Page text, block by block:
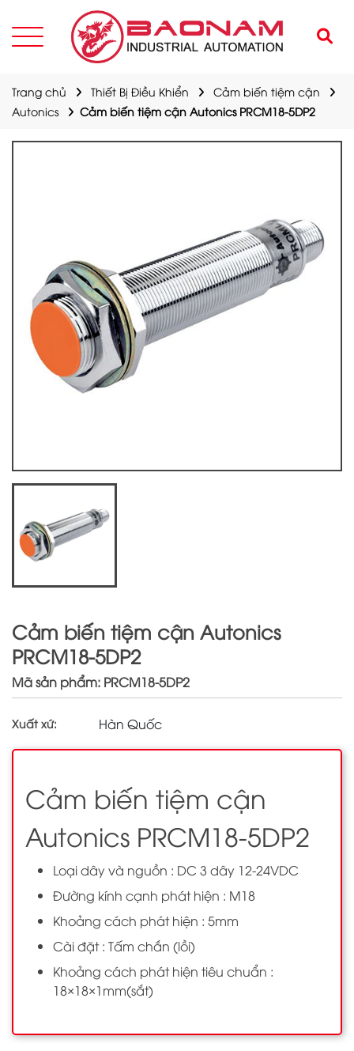
Trang chủ Thiết Bị Điều Khiển
Cảm biến tiệm cận
Autonics
Cảm biến tiệm cận Autonics PRCM18-5DP2
Cảm biến tiệm cận Autonics
PRCM18-5DP2
Mã sản phẩm: PRCM18-5DP2
Xuất xứ: Hàn Quốc
Cảm biến tiệm cận
Autonics PRCM18-5DP2
Loại dây và nguồn : DC 3 dây 12-24VDC
Đường kính cạnh phát hiện : M18
Khoảng cách phát hiện : 5mm
Cài đặt : Tấm chắn (lồi)
Khoảng cách phát hiện tiêu chuẩn :
18×18×1mm(sắt)